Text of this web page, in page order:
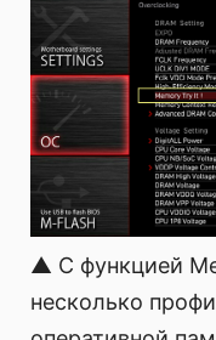
▲ С функцией
несколько